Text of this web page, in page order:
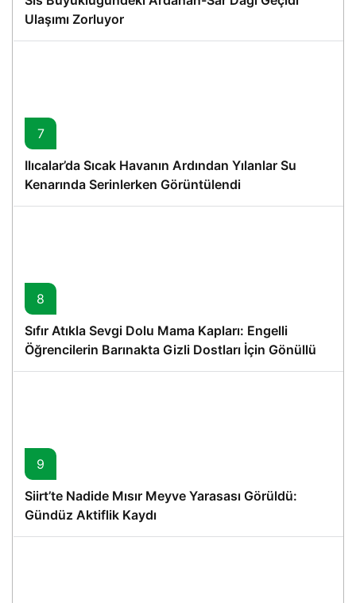
Ulaşımı Zorluyor
7
Ilıcalar’da Sıcak Havanın Ardından Yılanlar Su
Kenarında Serinlerken Görüntülendi
8
Sıfır Atıkla Sevgi Dolu Mama Kapları: Engelli
Öğrencilerin Barınakta Gizli Dostları İçin Gönüllü
Proje
9
Siirt’te Nadide Mısır Meyve Yarasası Görüldü:
Gündüz Aktiflik Kaydı